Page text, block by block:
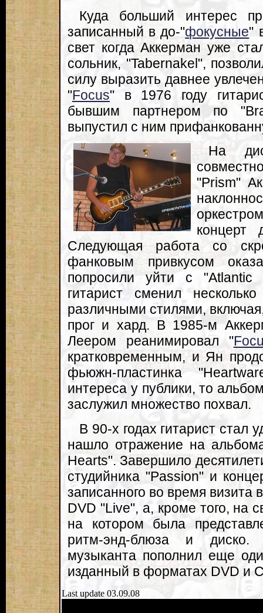
Куда больший интерес
записанный в до-"фокусные"
свет когда Аккерман уже
сольник, "Tabernakel",
силу выразить давнее
"Focus" в 1976 году
бывшим партнером по
выпустил с ним
На
"Prism"
концерт
Следующая работа со
фанковым привкусом
попросили уйти с
гитарист сменил
различными стилями,
прог и хард. В 1985-м
Леером реанимировал "
кратковременным, и Ян
фьюжн-пластинка
интереса у публики, то
заслужил множество похвал.
В 90-х годах гитарист стал
нашло отражение на
Hearts". Завершило
студийника "Passion" и
записанного во время
DVD "Live", а, кроме того, на
на котором была
ритм-энд-блюза и
музыканта пополнил еще
изданный в форматах DVD и
Last update 03.09.08